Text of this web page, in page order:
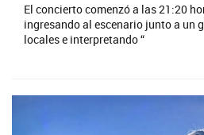
El concierto comenzó a las 21:20
ingresando al escenario junto a un
locales e interpretando “